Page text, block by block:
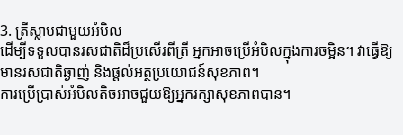
3. ត្រីស្លាបជាមួយអំបិល
ដើម្បីទទួលបានរសជាតិដ៏ប្រសើរពីត្រី អ្នកអាចប្រើអំបិលក្នុងការចម្អិន។ វាធ្វើឱ្យ
មានរសជាតិឆ្ងាញ់ និងផ្តល់អត្ថប្រយោជន៍សុខភាព។
ការប្រើប្រាស់អំបិលតិចអាចជួយឱ្យអ្នករក្សាសុខភាពបាន។